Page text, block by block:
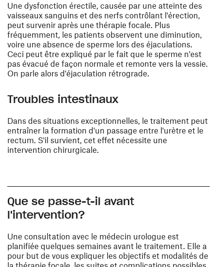
Une dysfonction érectile, causée par une atteinte des
vaisseaux sanguins et des nerfs contrôlant l'érection,
peut survenir après une thérapie focale. Plus
fréquemment, les patients observent une diminution,
voire une absence de sperme lors des éjaculations.
Ceci peut être expliqué par le fait que le sperme n'est
pas évacué de façon normale et remonte vers la vessie.
On parle alors d'éjaculation rétrograde.
Troubles intestinaux
Dans des situations exceptionnelles, le traitement peut
entraîner la formation d'un passage entre l'urètre et le
rectum. S'il survient, cet effet nécessite une
intervention chirurgicale.
Que se passe-t-il avant
l'intervention?
Une consultation avec le médecin urologue est
planifiée quelques semaines avant le traitement. Elle a
pour but de vous expliquer les objectifs et modalités de